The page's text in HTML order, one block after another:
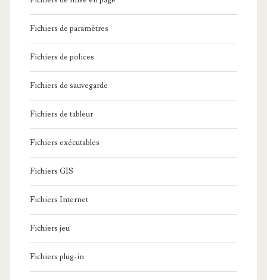
Fichiers de paramètres
Fichiers de polices
Fichiers de sauvegarde
Fichiers de tableur
Fichiers exécutables
Fichiers GIS
Fichiers Internet
Fichiers jeu
Fichiers plug-in